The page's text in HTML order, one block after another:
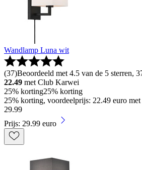
Wandlamp Luna wit
(37)Beoordeeld met 4.5 van de 5 sterren,
22.49 met Club Karwei
25% korting25% korting
25% korting, voordeelprijs: 22.49 euro
29.99
Prijs: 29.99 euro